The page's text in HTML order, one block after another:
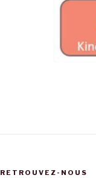
RETROUVEZ-NOUS